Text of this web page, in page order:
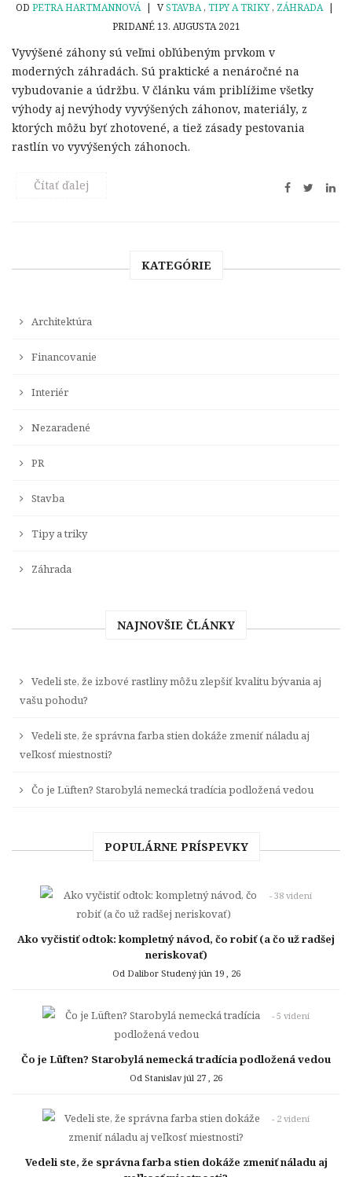
OD PETRA HARTMANNOVÁ | VSTAVBA, TIPY A TRIKY, ZÁHRADA |
PRIDANÉ 13. AUGUSTA 2021
Vyvýšené záhony sú veľmi obľúbeným prvkom v
moderných záhradách. Sú praktické a nenáročné na
vybudovanie a údržbu. V článku vám priblížime všetky
výhody aj nevýhody vyvýšených záhonov, materiály, z
ktorých môžu byť zhotovené, a tiež zásady pestovania
rastlín vo vyvýšených záhonoch.
Čítať ďalej
KATEGÓRIE
Architektúra
Financovanie
Interiér
Nezaradené
PR
Stavba
Tipy a triky
Záhrada
NAJNOVŠIE ČLÁNKY
Vedeli ste, že izbové rastliny môžu zlepšiť kvalitu bývania aj
vašu pohodu?
Vedeli ste, že správna farba stien dokáže zmeniť náladu aj
veľkosť miestnosti?
Čo je Lüften? Starobylá nemecká tradícia podložená vedou
POPULÁRNE PRÍSPEVKY
- 38 videní
Ako vyčistiť odtok: kompletný návod, čo robiť (a čo už radšej
neriskovať)
Od Dalibor Studený jún 19 , 26
- 5 videní
Čo je Lüften? Starobylá nemecká tradícia podložená vedou
Od Stanislavjúl 27 , 26
- 2 videní
Vedeli ste, že správna farba stien dokáže zmeniť náladu aj